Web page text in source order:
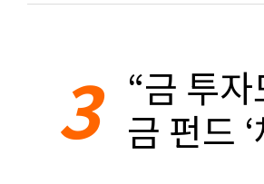
3 “금 투
금 펀드